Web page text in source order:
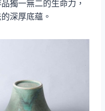
獨一無二的生命力，
深厚底蘊。